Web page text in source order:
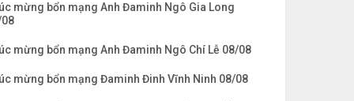
mừng bổn mạng Anh Đaminh Ngô Gia Long
mừng bổn mạng Anh Đaminh Ngô Chí Lễ 08/08
mừng bổn mạng Đaminh Đinh Vĩnh Ninh 08/08